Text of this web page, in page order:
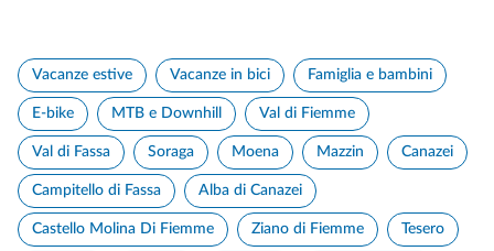
Vacanze estive Vacanze in bici Famiglia e bambini
E-bike MTB e Downhill Val di Fiemme
Val di Fassa Soraga Moena Mazzin Canazei
Campitello di Fassa Alba di Canazei
Castello Molina Di Fiemme Ziano di Fiemme Tesero